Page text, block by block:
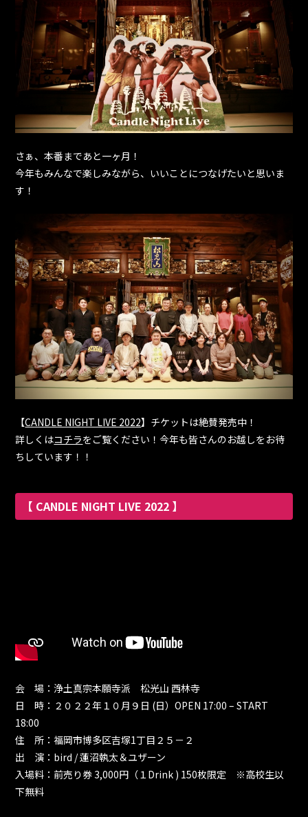
さぁ、本番まであと一ヶ月！
今年もみんなで楽しみながら、いいことにつなげたいと思いま
す！
【CANDLE NIGHT LIVE 2022】チケットは絶賛発売中！
詳しくはコチラをご覧ください！今年も皆さんのお越しをお待
ちしています！！
【 CANDLE NIGHT LIVE 2022 】
会 場：浄土真宗本願寺派 松光山 西林寺
日 時：２０２２年１０月９日 (日）OPEN 17:00 – START
18:00
住 所：福岡市博多区吉塚1丁目２５－２
出 演：bird / 蓮沼執太＆ユザーン
入場料：前売り券 3,000円（１Drink ) 150枚限定 ※高校生以
下無料